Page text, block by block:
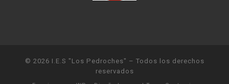
© 2026 I.E.S "Los Pedroches" – Todos los derechos
reservados